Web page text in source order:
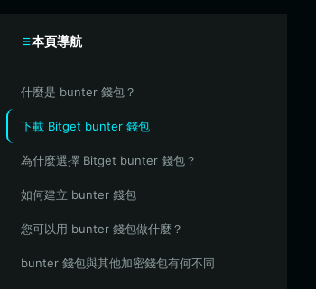
本頁導航
什麼是 bunter 錢包？
下載 Bitget bunter 錢包
為什麼選擇 Bitget bunter 錢包？
如何建立 bunter 錢包
您可以用 bunter 錢包做什麼？
bunter 錢包與其他加密錢包有何不同